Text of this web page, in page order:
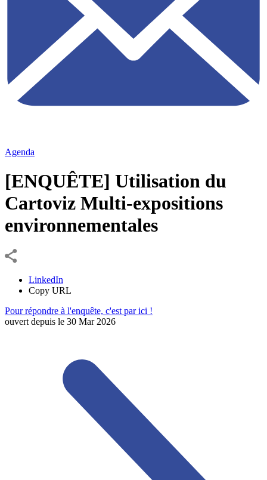
Agenda
[ENQUÊTE] Utilisation du
Cartoviz Multi-expositions
environnementales
LinkedIn
Copy URL
Pour répondre à l'enquête, c'est par ici !
ouvert depuis le 30 Mar 2026